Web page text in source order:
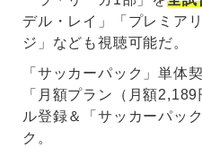
デル・レイ」「プレミア
ジ」なども視聴可能だ。
「サッカーパック」単体
「月額プラン（月額
ル登録＆「サッカーパッ
ク。